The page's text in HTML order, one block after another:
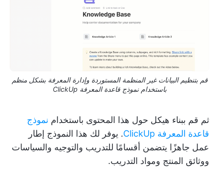
قم بتنظيم البيانات غير المنظمة المستوردة وإدارة المعرفة بشكل منظم
باستخدام نموذج قاعدة المعرفة ClickUp
ثم قم ببناء هيكل حول هذا المحتوى باستخدام نموذج
قاعدة المعرفة ClickUp
. يوفر لك هذا النموذج إطار
عمل جاهزًا يتضمن أقسامًا للتدريب والتوجيه والسياسات
ووثائق المنتج ومواد التدريب.